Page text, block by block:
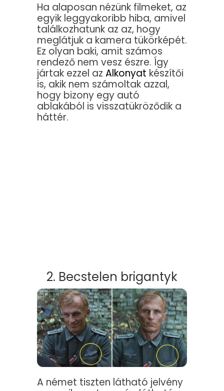
Ha alaposan nézünk filmeket, az
egyik leggyakoribb hiba, amivel
találkozhatunk az az, hogy
meglátjuk a kamera tükörképét.
Ez olyan baki, amit számos
rendező nem vesz észre. Így
jártak ezzel az Alkonyat készítői
is, akik nem számoltak azzal,
hogy bizony egy autó
ablakából is visszatükröződik a
háttér.
2. Becstelen brigantyk
A német tiszten látható jelvény